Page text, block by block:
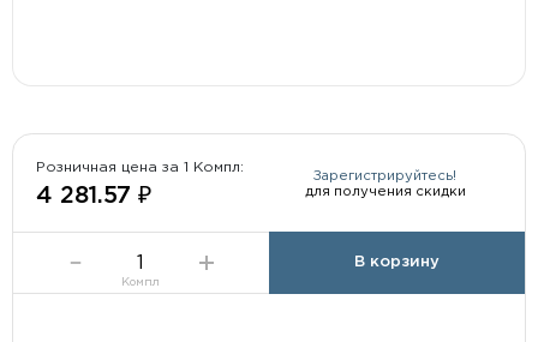
Розничная цена за 1 Компл:
4 281.57 ₽
Зарегистрируйтесь!
для получения скидки
Компл
В корзину